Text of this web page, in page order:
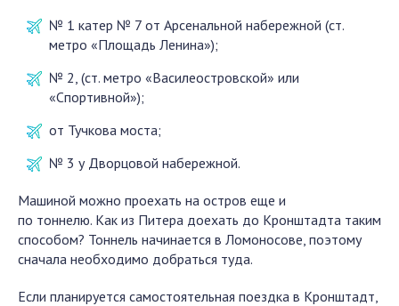
№ 1 катер № 7 от Арсенальной набережной (ст.
метро «Площадь Ленина»);
№ 2, (ст. метро «Василеостровской» или
«Спортивной»);
от Тучкова моста;
№ 3 у Дворцовой набережной.
Машиной можно проехать на остров еще и
по тоннелю. Как из Питера доехать до Кронштадта таким
способом? Тоннель начинается в Ломоносове, поэтому
сначала необходимо добраться туда.
Если планируется самостоятельная поездка в Кронштадт,